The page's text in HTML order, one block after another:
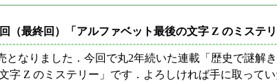
（最終回）「アルファベット最後の文字 Z のミステリ
となりました．今回で丸2年続いた連載「歴史で謎
Z のミステリー」です．よろしければ手に取ってい